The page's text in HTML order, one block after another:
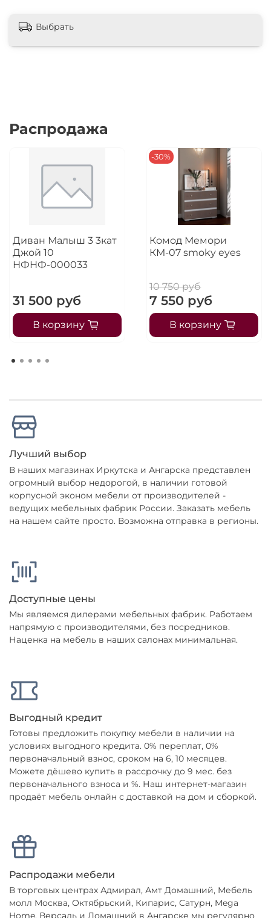
Выбрать
Распродажа
Диван Малыш 3 3кат
Джой 10
НФНФ-000033
31 500 руб
В корзину
-30%
Комод Мемори
КМ-07 smoky eyes
10 750 руб
7 550 руб
В корзину
Лучший выбор
В наших магазинах Иркутска и Ангарска представлен
огромный выбор недорогой, в наличии готовой
корпусной эконом мебели от производителей -
ведущих мебельных фабрик России. Заказать мебель
на нашем сайте просто. Возможна отправка в регионы.
Доступные цены
Мы являемся дилерами мебельных фабрик. Работаем
напрямую с производителями, без посредников.
Наценка на мебель в наших салонах минимальная.
Выгодный кредит
Готовы предложить покупку мебели в наличии на
условиях выгодного кредита. 0% переплат, 0%
первоначальный взнос, сроком на 6, 10 месяцев.
Можете дёшево купить в рассрочку до 9 мес. без
первоначального взноса и %. Наш интернет-магазин
продаёт мебель онлайн с доставкой на дом и сборкой.
Распродажи мебели
В торговых центрах Адмирал, Амт Домашний, Мебель
молл Москва, Октябрьский, Кипарис, Сатурн, Mega
Home, Версаль и Домашний в Ангарске мы регулярно